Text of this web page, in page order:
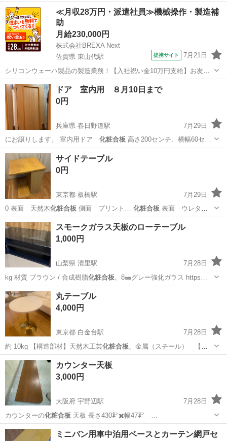
壁面などに、ご使用…
神奈川 横浜市 上大岡駅 その他 アサヒペン
≪月収28万円・派遣社員≫機械操作・製造補
助
月給230,000円
株式会社BREXA Next
佐賀県 東山代駅
提携サイト 7月21日
シリコンウェーハ製品の製造業務！【入社祝い金10万円支給】お友達
やカップルとの応募OK◎年間休日129日＆休出なしでプライベート充
実♪業務はクリーンルームで快適作業◎自社正社員登用制度あり★1食
300円～の格安食堂あり！《佐...
佐賀 伊万里市 東山代駅 その他
ドア 室内用 ８月10日まで
0円
兵庫県 春日野道駅
7月29日
にお譲りします。 室内用ドア 化粧合板 高さ200センチ、横幅60セ…
兵庫 神戸市 春日野道駅
サイドテーブル
0円
東京都 板橋駅
7月29日
0 表面 天然木化粧合板 側面 プリント… 化粧合板 表面 ウレタ
ン…
東京 北区 板橋駅 テーブル サイドテーブル
スモークガラス天板のローテーブル
1,000円
山梨県 清里駅
7月28日
kg 材質 ブラウン / 合成樹脂化粧合板 、8㎜グレー強化ガラス https…
山梨 北杜市 清里駅
丸テーブル
4,000円
東京都 白金台駅
7月28日
約 10kg 【構造部材】天然木工芸化粧合板 、金属（スチール） 【金
属表面加工】…
東京 港区 白金台駅 テーブル
カウンター天板
3,000円
大阪府 宇野辺駅
7月28日
カウンターの化粧合板 天板 長さ430㌢✖️幅47㌢ …
大阪 茨木市 宇野辺駅 その他
ミニバン用車中泊用ベースとカーテン網戸セ